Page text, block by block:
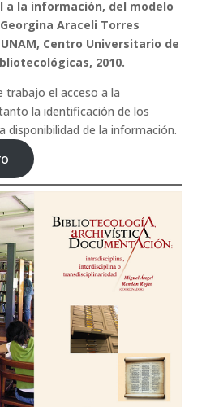
a la información, del modelo
Araceli Torres
Centro Universitario de
2010.
trabajo el acceso a la
la identificación de los
disponibilidad de la información.